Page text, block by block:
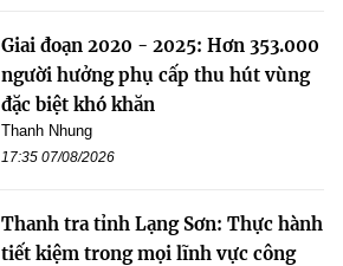
Giai đoạn 2020 - 2025: Hơn 353.000
người hưởng phụ cấp thu hút vùng
đặc biệt khó khăn
Thanh Nhung
17:35 07/08/2026
Thanh tra tỉnh Lạng Sơn: Thực hành
tiết kiệm trong mọi lĩnh vực công